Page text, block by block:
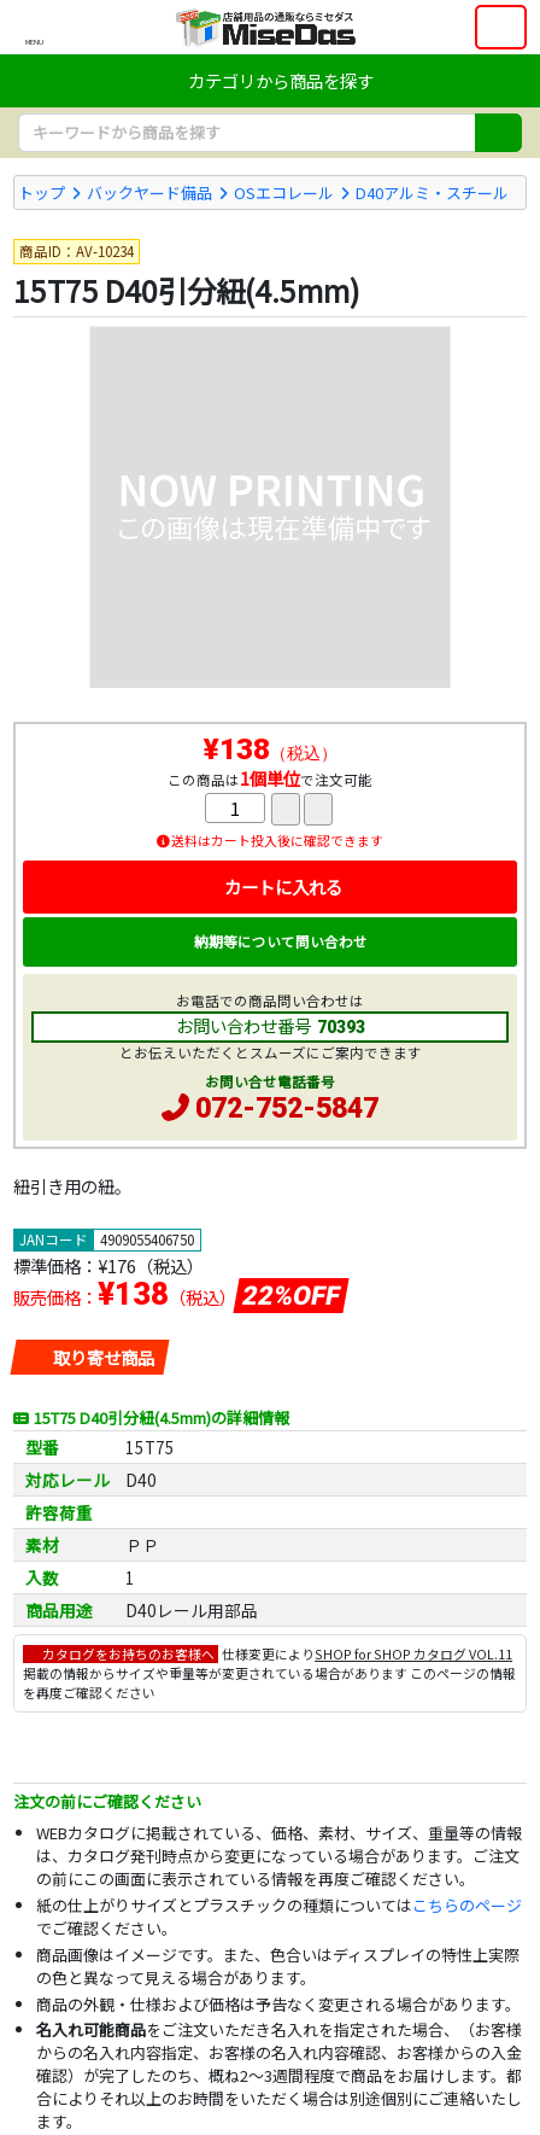
MENU
カテゴリから商品を探す
トップ バックヤード備品 OSエコレール D40アルミ・スチール
商品ID：AV-10234
15T75 D40引分紐(4.5mm)
紐引き用の紐。
JANコード 4909055406750
標準価格： ¥176 （税込）
販売価格： ¥138 （税込） 22%OFF
取り寄せ商品
15T75 D40引分紐(4.5mm)の詳細情報
型番
15T75
対応レール
D40
許容荷重
素材
ＰＰ
入数
1
商品用途
D40レール用部品
カタログをお持ちのお客様へ 仕様変更によりSHOP for SHOP カタログ VOL.11
掲載の情報からサイズや重量等が変更されている場合があります このページの情報
を再度ご確認ください
¥138 （税込）
この商品は1個単位で注文可能
送料はカート投入後に確認できます
カートに入れる
納期等について問い合わせ
お電話での商品問い合わせは
お問い合わせ番号 70393
とお伝えいただくとスムーズにご案内できます
お問い合せ電話番号
072-752-5847
注文の前にご確認ください
WEBカタログに掲載されている、価格、素材、サイズ、重量等の情報
は、カタログ発刊時点から変更になっている場合があります。ご注文
の前にこの画面に表示されている情報を再度ご確認ください。
紙の仕上がりサイズとプラスチックの種類についてはこちらのページ
でご確認ください。
商品画像はイメージです。また、色合いはディスプレイの特性上実際
の色と異なって見える場合があります。
商品の外観・仕様および価格は予告なく変更される場合があります。
名入れ可能商品をご注文いただき名入れを指定された場合、（お客様
からの名入れ内容指定、お客様の名入れ内容確認、お客様からの入金
確認）が完了したのち、概ね2～3週間程度で商品をお届けします。都
合によりそれ以上のお時間をいただく場合は別途個別にご連絡いたし
ます。